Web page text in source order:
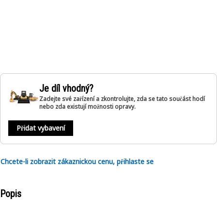
Je díl vhodný?
Zadejte své zařízení a zkontrolujte, zda se tato součást hodí
nebo zda existují možnosti opravy.
Přidat vybavení
Chcete-li zobrazit zákaznickou cenu, přihlaste se
Popis